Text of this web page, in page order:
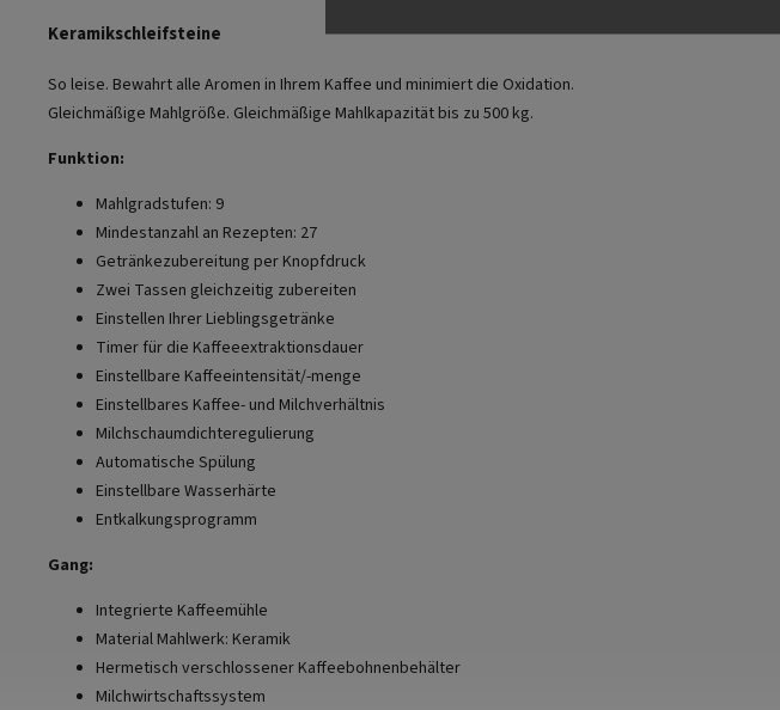
Keramikschleifsteine
So leise. Bewahrt alle Aromen in Ihrem Kaffee und minimiert die Oxidation.
Gleichmäßige Mahlgröße. Gleichmäßige Mahlkapazität bis zu 500 kg.
Funktion:
Mahlgradstufen: 9
Mindestanzahl an Rezepten: 27
Getränkezubereitung per Knopfdruck
Zwei Tassen gleichzeitig zubereiten
Einstellen Ihrer Lieblingsgetränke
Timer für die Kaffeeextraktionsdauer
Einstellbare Kaffeeintensität/-menge
Einstellbares Kaffee- und Milchverhältnis
Milchschaumdichteregulierung
Automatische Spülung
Einstellbare Wasserhärte
Entkalkungsprogramm
Gang:
Integrierte Kaffeemühle
Material Mahlwerk: Keramik
Hermetisch verschlossener Kaffeebohnenbehälter
Milchwirtschaftssystem